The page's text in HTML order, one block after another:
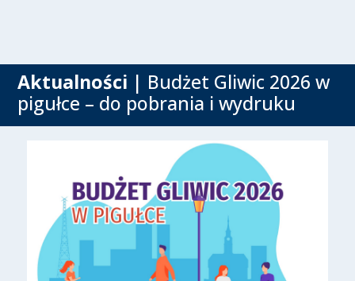
Aktualności | Budżet Gliwic 2026 w
pigułce – do pobrania i wydruku